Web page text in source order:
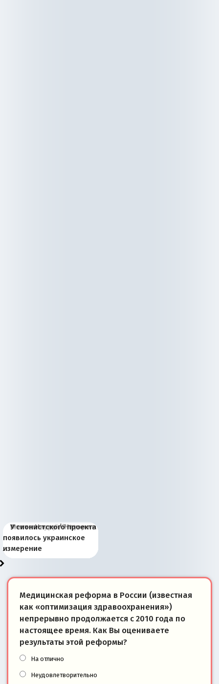
Киевская марионетка
Запада рассказала о
«переобувании» хозяев
В России назрели
перемены: 15 шагов к
суверенной экономике
Миграционный пожар
Европы
Россия начинает
сбрасывать балласт
Анкориджа
Россия зимой 1904
года: первые уступки во
внутренней политике
Русская нация вчера и
сегодня
Почему правый крах в
Варшаве не поможет её
отношениям с Россией?
Место Науру / Науэро в
современной истории
Южной Осетии
У сионистского проекта
появилось украинское
измерение
Медицинская реформа в России (известная
как «оптимизация здравоохранения»)
непрерывно продолжается с 2010 года по
настоящее время. Как Вы оцениваете
результаты этой реформы?
На отлично
Неудовлетворительно